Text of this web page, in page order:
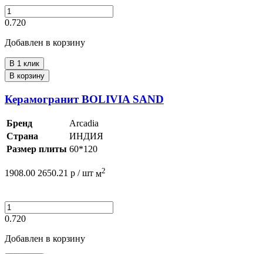
0.720
Добавлен в корзину
В 1 клик
В корзину
Керамогранит BOLIVIA SAND
Бренд
Arcadia
Страна
ИНДИЯ
Размер плиты 60*120
1908.00 2650.21 р / шт м2
0.720
Добавлен в корзину